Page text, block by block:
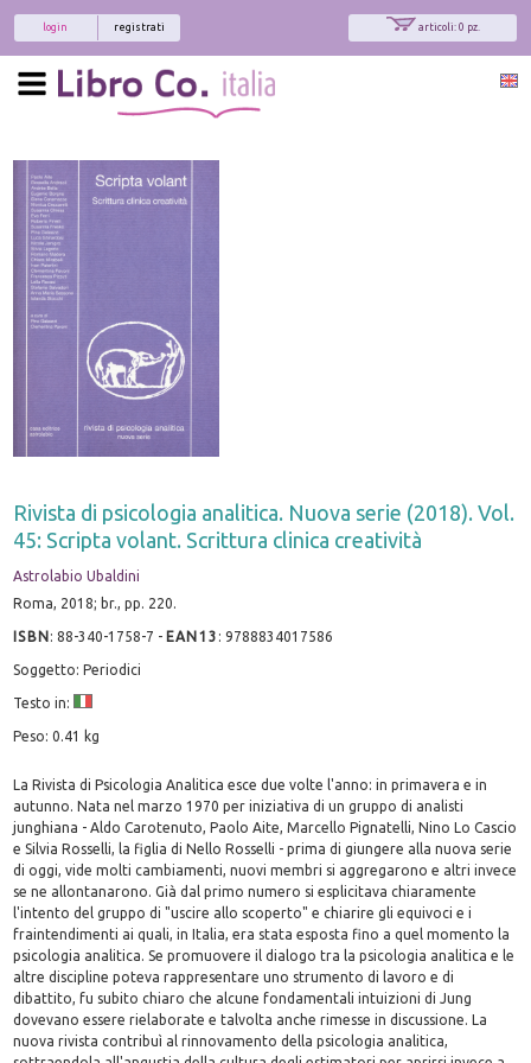
articoli: 0 pz.
registrati
login
Rivista di psicologia analitica. Nuova serie (2018). Vol.
45: Scripta volant. Scrittura clinica creatività
Astrolabio Ubaldini
Roma, 2018; br., pp. 220.
ISBN:88-340-1758-7 - EAN13 :9788834017586
Soggetto: Periodici
Testo in:
Peso: 0.41 kg
La Rivista di Psicologia Analitica esce due volte l'anno: in primavera e in
autunno. Nata nel marzo 1970 per iniziativa di un gruppo di analisti
junghiana - Aldo Carotenuto, Paolo Aite, Marcello Pignatelli, Nino Lo Cascio
e Silvia Rosselli, la figlia di Nello Rosselli - prima di giungere alla nuova serie
di oggi, vide molti cambiamenti, nuovi membri si aggregarono e altri invece
se ne allontanarono. Già dal primo numero si esplicitava chiaramente
l'intento del gruppo di "uscire allo scoperto" e chiarire gli equivoci e i
fraintendimenti ai quali, in Italia, era stata esposta fino a quel momento la
psicologia analitica. Se promuovere il dialogo tra la psicologia analitica e le
altre discipline poteva rappresentare uno strumento di lavoro e di
dibattito, fu subito chiaro che alcune fondamentali intuizioni di Jung
dovevano essere rielaborate e talvolta anche rimesse in discussione. La
nuova rivista contribuì al rinnovamento della psicologia analitica,
Allora iscriviti alla nostra newsletter!
Sarai informato delle nostre novità, potrai
comunque cancellarti quando desideri.
modulo di iscrizione